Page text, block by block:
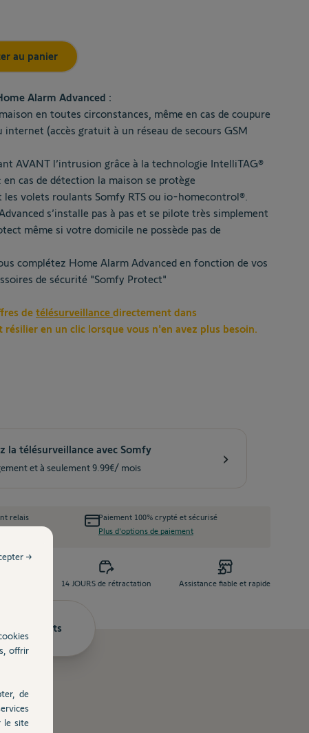
au panier
Alarm Advanced :
en toutes circonstances, même en cas de coupure
(accès gratuit à un réseau de secours GSM
AVANT l’intrusion grâce à la technologie IntelliTAG®
en cas de détection la maison se protège
volets roulants Somfy RTS ou io-homecontrol®.
s’installe pas à pas et se pilote très simplement
même si votre domicile ne possède pas de
complétez Home Alarm Advanced en fonction de vos
de sécurité "Somfy Protect"
de télésurveillance directement dans
résilier en un clic lorsque vous n'en avez plus besoin.
la télésurveillance avec Somfy
et à seulement 9.99€/ mois ›
relais
Paiement 100% crypté et sécurisé
Plus d'options de paiement
14 JOURS de rétractation Assistance fiable et rapide
Documents
offrir
de
le site
→